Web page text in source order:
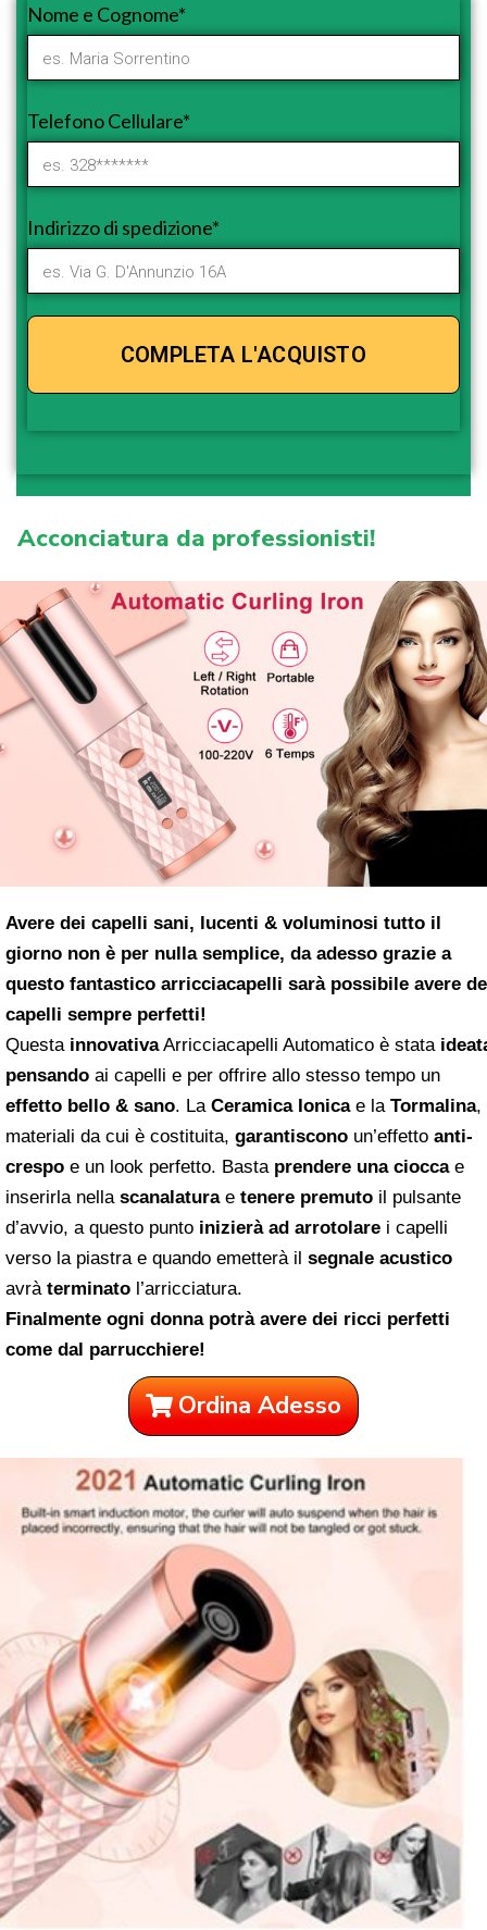
Nome e Cognome*
Telefono Cellulare*
Indirizzo di spedizione*
Acconciatura da professionisti!
Avere dei capelli sani, lucenti & voluminosi tutto il
giorno non è per nulla semplice, da adesso grazie a
questo fantastico arricciacapelli sarà possibile avere
capelli sempre perfetti!
Questa innovativaArricciacapelli Automatico è stata
pensando ai capelli e per offrire allo stesso tempo un
effetto bello & sano. LaCeramica Ionicae la Tormalina,
materiali da cui è costituita, garantiscono un’effetto anti-
crespo e un look perfetto. Basta prendere una cioccae
inserirla nella scanalaturae tenere premuto il pulsante
d’avvio, a questo punto inizierà ad arrotolare i capelli
verso la piastra e quando emetterà il segnale acustico
avrà terminato l’arricciatura.
Finalmente ogni donna potrà avere dei ricci perfetti
come dal parrucchiere!
Ordina Adesso